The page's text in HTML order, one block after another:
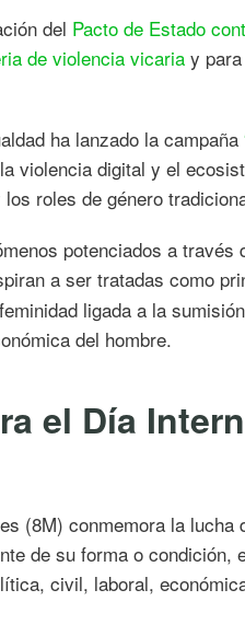
del Pacto de Estado
de violencia vicariay
ha lanzado la campaña
violencia digital y el
roles de género
potenciados a
a ser tratadas como
ligada a la
del hombre.
el Día
(8M) conmemora la
de su forma o condición,
civil, laboral,